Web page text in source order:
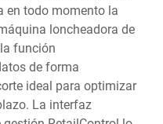
en todo momento la
loncheadora de
función
de forma
ideal para optimizar
La interfaz